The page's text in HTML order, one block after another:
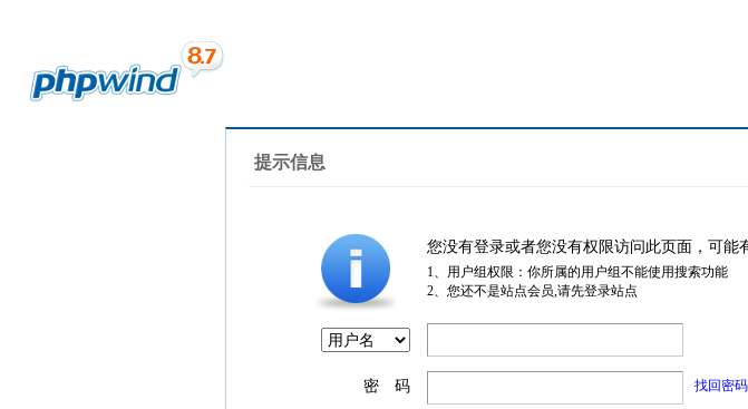
提示信息
您没有登录或者您没有权限访问此页面，可能
1、用户组权限：你所属的用户组不能使用搜索功能
2、您还不是站点会员,请先登录站点
密 码 找回密码